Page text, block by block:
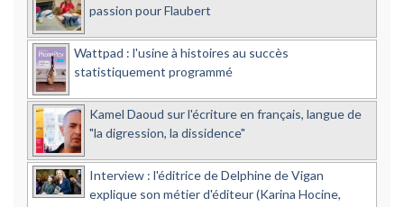
passion pour Flaubert
Wattpad : l'usine à histoires au succès
statistiquement programmé
Kamel Daoud sur l'écriture en français, langue de
"la digression, la dissidence"
Interview : l'éditrice de Delphine de Vigan
explique son métier d'éditeur (Karina Hocine,